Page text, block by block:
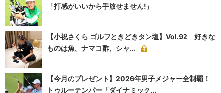
「打感がいいから手放せません!」
【小祝さくら ゴルフときどきタン塩】Vol.92 好きな
ものは魚、ナマコ酢、シャ...
【今月のプレゼント】2026年男子メジャー全制覇！
トゥルーテンパー「ダイナミック...